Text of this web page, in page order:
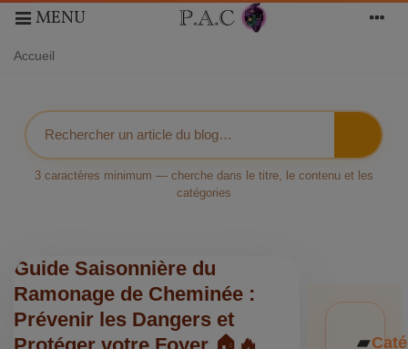
MENU
Accueil
3 caractères minimum — cherche dans le titre, le contenu et les
catégories
Guide Saisonnière du
Ramonage de Cheminée :
Prévenir les Dangers et